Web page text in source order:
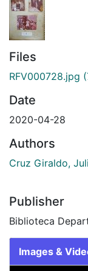
Files
RFV000728.jpg
Date
2020-04-28
Authors
Cruz Giraldo,
Publisher
Biblioteca
Images &